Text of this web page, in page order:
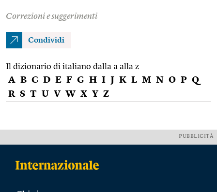
Correzioni e suggerimenti
Condividi
Il dizionario di italiano dalla a alla z
A B C D E F G H I J K L M N O P Q
R S T U V W X Y Z
PUBBLICITÀ